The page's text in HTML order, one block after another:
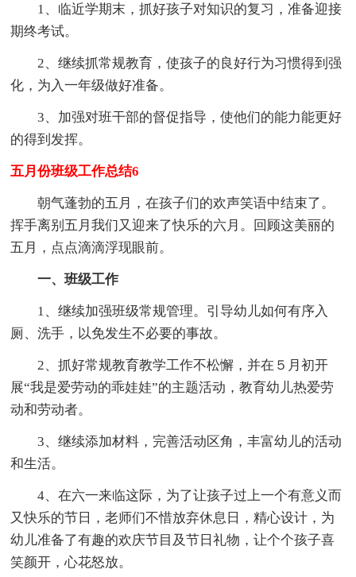
1、临近学期末，抓好孩子对知识的复习，准备迎接
期终考试。
2、继续抓常规教育，使孩子的良好行为习惯得到强
化，为入一年级做好准备。
3、加强对班干部的督促指导，使他们的能力能更好
的得到发挥。
五月份班级工作总结6
朝气蓬勃的五月，在孩子们的欢声笑语中结束了。
挥手离别五月我们又迎来了快乐的六月。回顾这美丽的
五月，点点滴滴浮现眼前。
一、班级工作
1、继续加强班级常规管理。引导幼儿如何有序入
厕、洗手，以免发生不必要的事故。
2、抓好常规教育教学工作不松懈，并在５月初开
展“我是爱劳动的乖娃娃”的主题活动，教育幼儿热爱劳
动和劳动者。
3、继续添加材料，完善活动区角，丰富幼儿的活动
和生活。
4、在六一来临这际，为了让孩子过上一个有意义而
又快乐的节日，老师们不惜放弃休息日，精心设计，为
幼儿准备了有趣的欢庆节目及节日礼物，让个个孩子喜
笑颜开，心花怒放。